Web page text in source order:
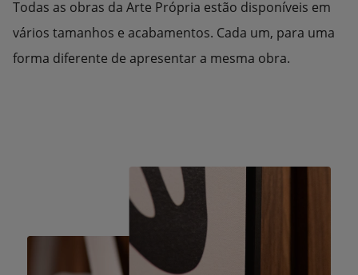
Todas as obras da Arte Própria estão disponíveis em
vários tamanhos e acabamentos. Cada um, para uma
forma diferente de apresentar a mesma obra.